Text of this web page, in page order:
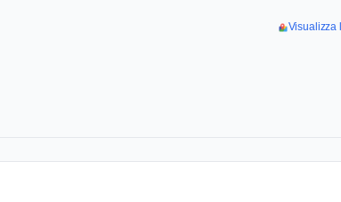
Visualizza